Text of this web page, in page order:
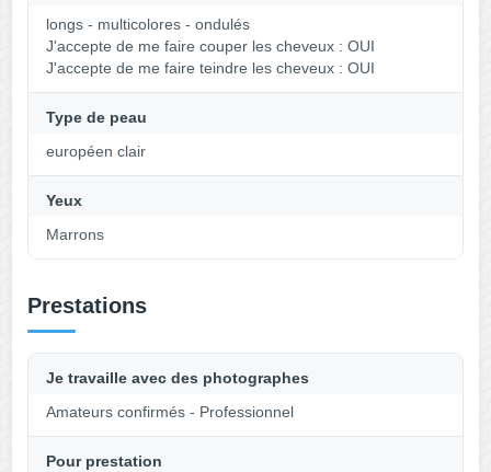
longs - multicolores - ondulés
J'accepte de me faire couper les cheveux : OUI
J'accepte de me faire teindre les cheveux : OUI
Type de peau
européen clair
Yeux
Marrons
Prestations
Je travaille avec des photographes
Amateurs confirmés - Professionnel
Pour prestation